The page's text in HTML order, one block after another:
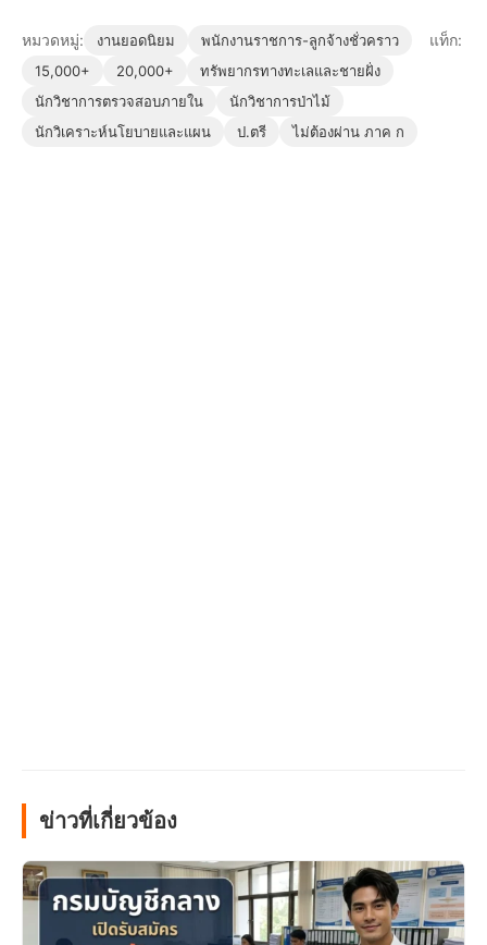
หมวดหมู่: งานยอดนิยม พนักงานราชการ-ลูกจ้างชั่วคราว แท็ก:
15,000+ 20,000+
ทรัพยากรทางทะเลและชายฝั่ง
นักวิชาการตรวจสอบภายใน
นักวิชาการป่าไม้
นักวิเคราะห์นโยบายและแผน
ป.ตรี ไม่ต้องผ่าน ภาค ก
ข่าวที่เกี่ยวข้อง